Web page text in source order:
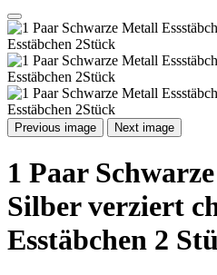
Previous image Next image
1 Paar
Silber verziert
Esstäbchen 2